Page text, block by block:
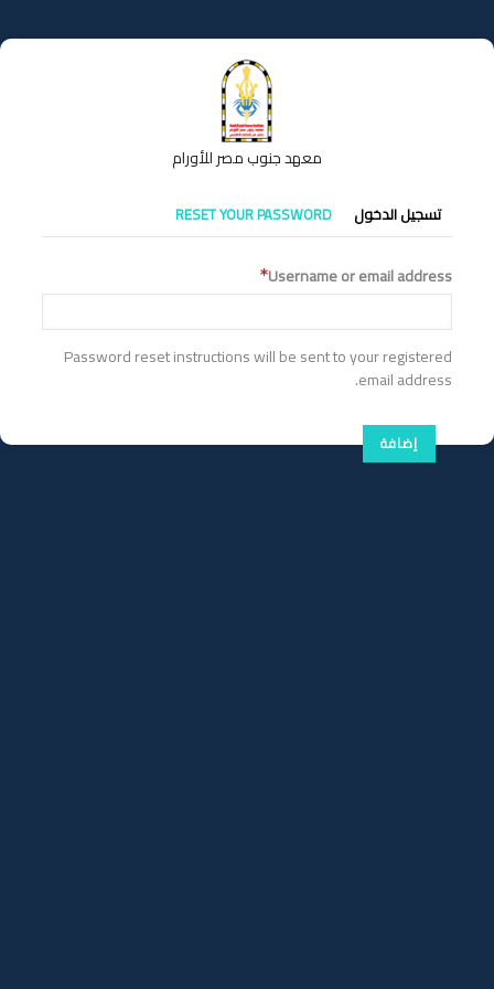
إلى
المحتوى
معهد جنوب مصر للأورام
التبويبات
الأساسية
تسجيل الدخول RESET YOUR PASSWORD
Username or email address
Password reset instructions will be sent to your registered
email address.